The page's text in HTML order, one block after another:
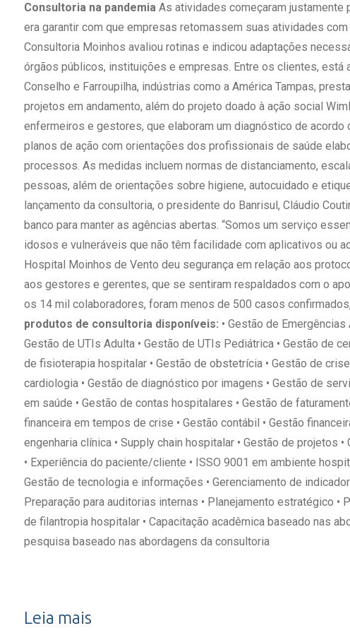
Consultoria na pandemia As atividades começaram justamente
era garantir com que empresas retomassem suas atividades
Consultoria Moinhos avaliou rotinas e indicou adaptações
órgãos públicos, instituições e empresas. Entre os clientes, está
Conselho e Farroupilha, indústrias como a América Tampas,
projetos em andamento, além do projeto doado à ação social
enfermeiros e gestores, que elaboram um diagnóstico de acordo
planos de ação com orientações dos profissionais de saúde
processos. As medidas incluem normas de distanciamento,
pessoas, além de orientações sobre higiene, autocuidado e
lançamento da consultoria, o presidente do Banrisul, Cláudio
banco para manter as agências abertas. “Somos um serviço
idosos e vulneráveis que não têm facilidade com aplicativos ou
Hospital Moinhos de Vento deu segurança em relação aos
aos gestores e gerentes, que se sentiram respaldados com o
os 14 mil colaboradores, foram menos de 500 casos
produtos de consultoria disponíveis: • Gestão de
Gestão de UTIs Adulta • Gestão de UTIs Pediátrica • Gestão de
de fisioterapia hospitalar • Gestão de obstetrícia • Gestão de
cardiologia • Gestão de diagnóstico por imagens • Gestão de
em saúde • Gestão de contas hospitalares • Gestão de
financeira em tempos de crise • Gestão contábil • Gestão
engenharia clínica • Supply chain hospitalar • Gestão de projetos
• Experiência do paciente/cliente • ISSO 9001 em ambiente
Gestão de tecnologia e informações • Gerenciamento de
Preparação para auditorias internas • Planejamento estratégico •
de filantropia hospitalar • Capacitação acadêmica baseado nas
pesquisa baseado nas abordagens da consultoria
Leia mais